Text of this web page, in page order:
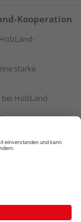
Kooperation
starke
HolzLand